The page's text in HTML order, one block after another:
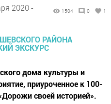
2020 -
1504 0 1
дома культуры и
приуроченное к 100-
своей историей».